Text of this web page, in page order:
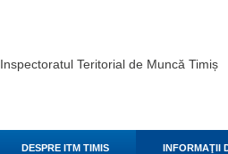
Inspectoratul Teritorial de Muncă Timiș
DESPRE ITM TIMIS INFORMAŢII